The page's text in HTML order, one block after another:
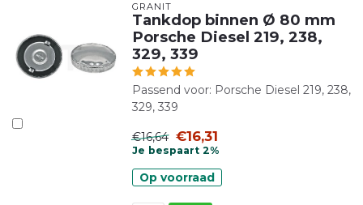
GRANIT
Tankdop binnen Ø 80 mm
Porsche Diesel 219, 238,
329, 339
Passend voor: Porsche Diesel 219, 238,
329, 339
€16,64 €16,31
Je bespaart 2%
Op voorraad